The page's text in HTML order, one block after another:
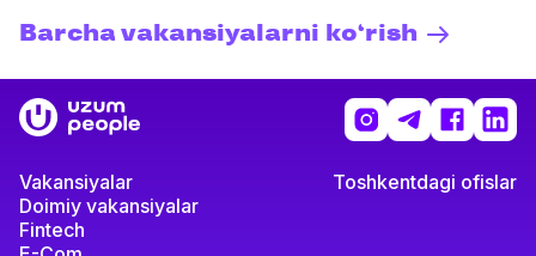
Barcha vakansiyalarni ko‘rish
Uzum
logotipi
Instagram
Telegram
Vakansiyalar
Doimiy vakansiyalar
Fintech
Toshkentdagi ofislar